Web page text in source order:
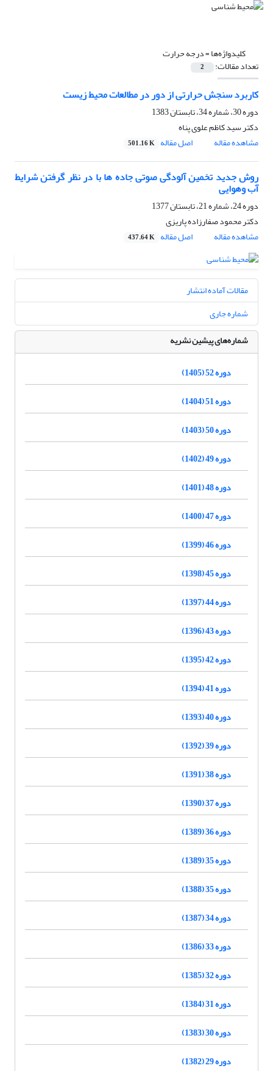
کلیدواژه‌ها =درجه حرارت
تعداد مقالات: 2
کاربرد سنجش حرارتی از دور در مطالعات محیط زیست
دوره 30، شماره 34، تابستان 1383
دکتر سید کاظم علوی پناه
مشاهده مقاله
اصل مقاله 501.16 K
روش جدید تخمین آلودگی صوتی جاده ها با در نظر گرفتن شرایط
آب وهوایی
دوره 24، شماره 21، تابستان 1377
دکتر محمود صفارزاده پاریزی
مشاهده مقاله
اصل مقاله 437.64 K
مقالات آماده انتشار
شماره جاری
شماره‌های پیشین نشریه
دوره 52 (1405)
دوره 51 (1404)
دوره 50 (1403)
دوره 49 (1402)
دوره 48 (1401)
دوره 47 (1400)
دوره 46 (1399)
دوره 45 (1398)
دوره 44 (1397)
دوره 43 (1396)
دوره 42 (1395)
دوره 41 (1394)
دوره 40 (1393)
دوره 39 (1392)
دوره 38 (1391)
دوره 37 (1390)
دوره 36 (1389)
دوره 35 (1389)
دوره 35 (1388)
دوره 34 (1387)
دوره 33 (1386)
دوره 32 (1385)
دوره 31 (1384)
دوره 30 (1383)
دوره 29 (1382)